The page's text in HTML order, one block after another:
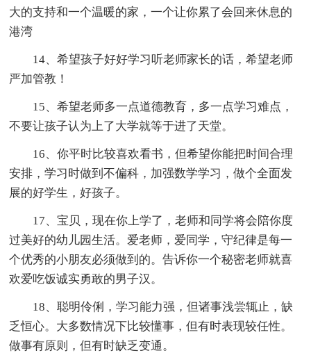
大的支持和一个温暖的家，一个让你累了会回来休息的
港湾
14、希望孩子好好学习听老师家长的话，希望老师
严加管教！
15、希望老师多一点道德教育，多一点学习难点，
不要让孩子认为上了大学就等于进了天堂。
16、你平时比较喜欢看书，但希望你能把时间合理
安排，学习时做到不偏科，加强数学学习，做个全面发
展的好学生，好孩子。
17、宝贝，现在你上学了，老师和同学将会陪你度
过美好的幼儿园生活。爱老师，爱同学，守纪律是每一
个优秀的小朋友必须做到的。告诉你一个秘密老师就喜
欢爱吃饭诚实勇敢的男子汉。
18、聪明伶俐，学习能力强，但诸事浅尝辄止，缺
乏恒心。大多数情况下比较懂事，但有时表现较任性。
做事有原则，但有时缺乏变通。